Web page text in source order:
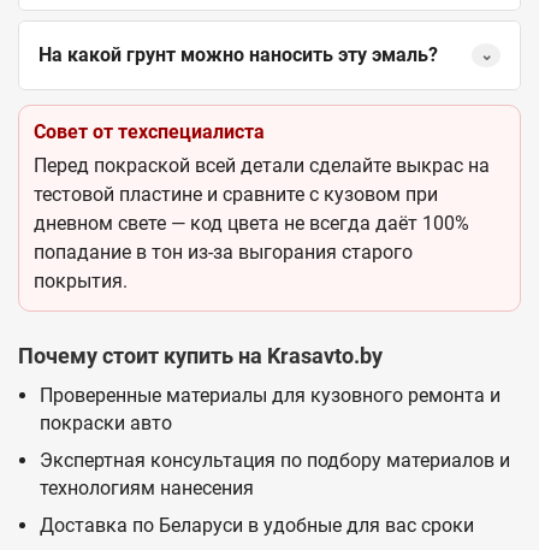
На какой грунт можно наносить эту эмаль? ⌄
Совет от техспециалиста
Перед покраской всей детали сделайте выкрас на
тестовой пластине и сравните с кузовом при
дневном свете — код цвета не всегда даёт 100%
попадание в тон из-за выгорания старого
покрытия.
Почему стоит купить на Krasavto.by
Проверенные материалы для кузовного ремонта и
покраски авто
Экспертная консультация по подбору материалов и
технологиям нанесения
Доставка по Беларуси в удобные для вас сроки